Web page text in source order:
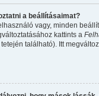
a beállításaimat?
vagy, minden
kattints a
található). Itt